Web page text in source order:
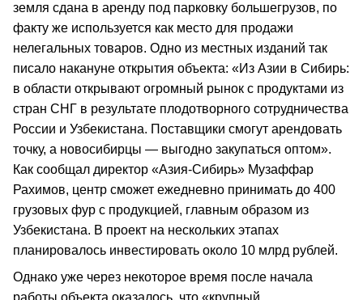
земля сдана в аренду под парковку большегрузов, по
факту же используется как место для продажи
нелегальных товаров. Одно из местных изданий так
писало накануне открытия объекта: «Из Азии в Сибирь:
в области открывают огромный рынок с продуктами из
стран СНГ в результате плодотворного сотрудничества
России и Узбекистана. Поставщики смогут арендовать
точку, а новосибирцы — выгодно закупаться оптом».
Как сообщал директор «Азия-Сибирь» Музаффар
Рахимов, центр сможет ежедневно принимать до 400
грузовых фур с продукцией, главным образом из
Узбекистана. В проект на нескольких этапах
планировалось инвестировать около 10 млрд рублей.
Однако уже через некоторое время после начала